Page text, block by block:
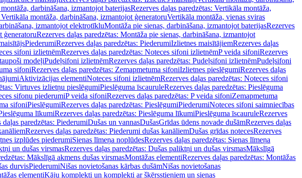
darbināšana, izmantojot baterijasRezerves daļas paredzētas: Vertikāla montāža,
montāža, darbināšana, izmantojot ģeneratoruVertikāla montāža, vienas sviras
izmantojot elektrotīkluMontāža pie sienas, darbināšana, izmantojot baterijasRezerves
ģeneratoruRezerves daļas paredzētas: Montāža pie sienas, darbināšana, izmantojot
PiederumiRezerves daļas paredzētas: PiederumiIzlietnes maisītājiemRezerves daļas
sifoni izlietnēmRezerves daļas paredzētas: Noteces sifoni izlietnēmP veida sifoniRezerves
modeļiPudeļsifoni izlietnēmRezerves daļas paredzētas: Pudeļsifoni izlietnēmPudeļsifoni
sifoniRezerves daļas paredzētas: Zemapmetuma sifoniIzlietnes pieslēgumiRezerves daļas
Aktivizācijas elementiNoteces sifoni izlietnēmRezerves daļas paredzētas: Noteces sifoni
Virtuves izlietņu pieslēgumiPieslēguma īscauruleRezerves daļas paredzētas: Pieslēguma
sifonu piederumiP veida sifoniRezerves daļas paredzētas: P veida sifoniZemapmetuma
sifoniPieslēgumiRezerves daļas paredzētas: PieslēgumiPiederumiNoteces sifoni saimniecības
līkumiRezerves daļas paredzētas: Pieslēguma līkumiPieslēguma īscauruleRezerves
daļas paredzētas: PiederumiDušas un vannasDušasGrīdas ūdens novade dušāmRezerves daļas
Rezerves daļas paredzētas: Piederumi dušas kanāliemDušas grīdas notecesRezerves
izplūdes piederumiSienas līmeņa noplūdesRezerves daļas paredzētas: Sienas līmeņa
un dušas virsmasRezerves daļas paredzētas: Dušas paliktņi un dušas virsmasMākslīgā
Mākslīgā akmens dušas virsmasMontāžas elementiRezerves daļas paredzētas: Montāžas
durvisPiederumiNišas novietošanas kārbas dušāmNišas novietošanas
elementiKāju komplekti un komplekti ar šķērsstieņiem un sienas